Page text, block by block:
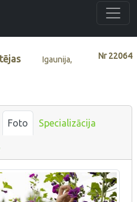
Nr22064
Igaunija,
Foto Specializācija